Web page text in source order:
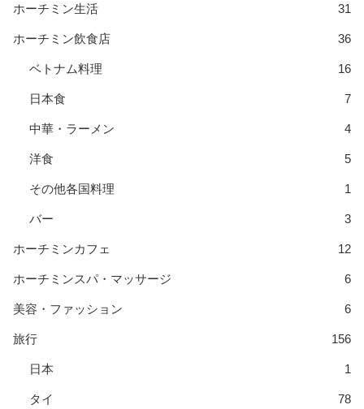
ホーチミン生活 31
ホーチミン飲食店 36
ベトナム料理 16
日本食 7
中華・ラーメン 4
洋食 5
その他各国料理 1
バー 3
ホーチミンカフェ 12
ホーチミンスパ・マッサージ 6
美容・ファッション 6
旅行 156
日本 1
タイ 78